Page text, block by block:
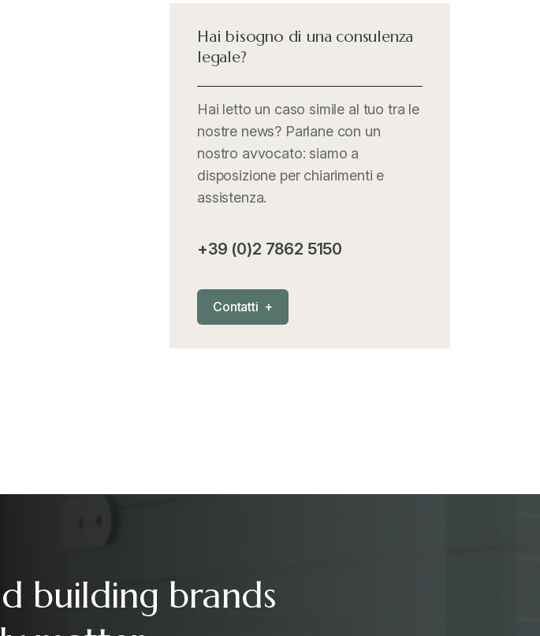
Hai bisogno di una consulenza
legale?
Hai letto un caso simile al tuo tra le
nostre news? Parlane con un
nostro avvocato: siamo a
disposizione per chiarimenti e
assistenza.
+39 (0)2 7862 5150
Contatti +
building brands